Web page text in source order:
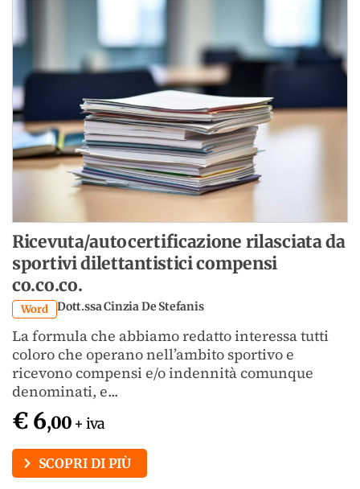
Ricevuta/autocertificazione rilasciata da
sportivi dilettantistici compensi
co.co.co.
Word Dott.ssa Cinzia De Stefanis
La formula che abbiamo redatto interessa tutti
coloro che operano nell’ambito sportivo e
ricevono compensi e/o indennità comunque
denominati, e...
€ 6,00 + iva
SCOPRI DI PIÙ